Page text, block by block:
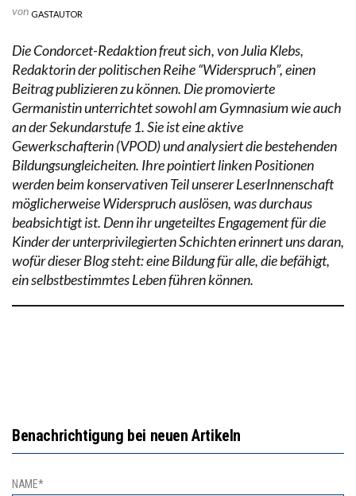
von GASTAUTOR
Die Condorcet-Redaktion freut sich, von Julia Klebs,
Redaktorin der politischen Reihe “Widerspruch”, einen
Beitrag publizieren zu können. Die promovierte
Germanistin unterrichtet sowohl am Gymnasium wie auch
an der Sekundarstufe 1. Sie ist eine aktive
Gewerkschafterin (VPOD) und analysiert die bestehenden
Bildungsungleicheiten. Ihre pointiert linken Positionen
werden beim konservativen Teil unserer LeserInnenschaft
möglicherweise Widerspruch auslösen, was durchaus
beabsichtigt ist. Denn ihr ungeteiltes Engagement für die
Kinder der unterprivilegierten Schichten erinnert uns daran,
wofür dieser Blog steht: eine Bildung für alle, die befähigt,
ein selbstbestimmtes Leben führen können.
Benachrichtigung bei neuen Artikeln
NAME*